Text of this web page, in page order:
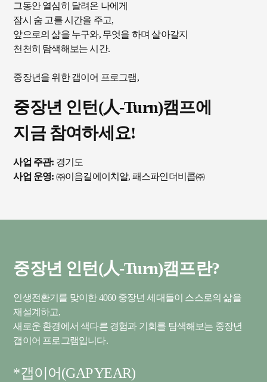
그동안 열심히 달려온 나에게
잠시 숨 고를 시간을 주고,
앞으로의 삶을 누구와, 무엇을 하며 살아갈지
천천히 탐색해보는 시간.
중장년을 위한 갭이어 프로그램,
중장년 인턴(人-Turn)캠프에
지금 참여하세요!
사업 주관: 경기도
사업 운영: ㈜이음길에이치알, 패스파인더비콥㈜
중장년 인턴(人-Turn)캠프란?
인생전환기를 맞이한 4060 중장년 세대들이 스스로의 삶을
재설계하고,
새로운 환경에서 색다른 경험과 기회를 탐색해보는 중장년
갭이어 프로그램입니다.
*갭이어(GAP YEAR)